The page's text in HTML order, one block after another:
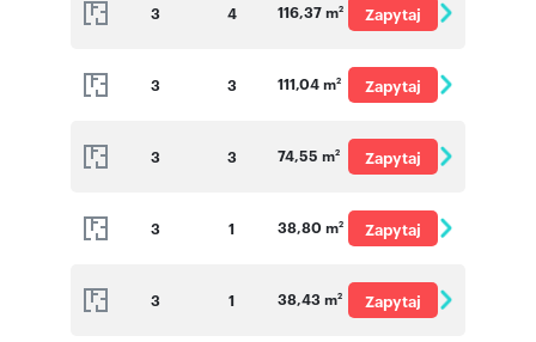
3 4 116,37 m2
Zapytaj
3 3 111,04 m2
Zapytaj
3 3 74,55 m2
Zapytaj
3 1 38,80 m2
Zapytaj
3 1 38,43 m2
Zapytaj